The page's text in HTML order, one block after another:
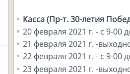
Касса (Пр-т. 30-летия
20 февраля 2021 г. - с 9-00
21 февраля 2021 г. -
22 февраля 2021 г. - с 9-00
23 февраля 2021 г. -